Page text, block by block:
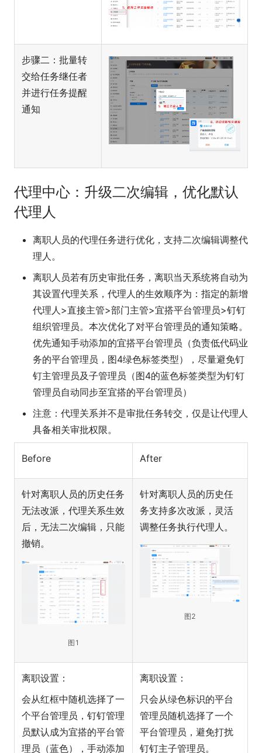
步骤二：批量转
交给任务继任者
并进行任务提醒
通知
代理中心：升级二次编辑，优化默认
代理人
离职人员的代理任务进行优化，支持二次编辑调整代
理人。
离职人员若有历史审批任务，离职当天系统将自动为
其设置代理关系，代理人的生效顺序为：指定的新增
代理人>直接主管>部门主管>宜搭平台管理员>钉钉
组织管理员。本次优化了对平台管理员的通知策略。
优先通知手动添加的宜搭平台管理员（负责低代码业
务的平台管理员，图4绿色标签类型），尽量避免钉
钉主管理员及子管理员（图4的蓝色标签类型为钉钉
管理员自动同步至宜搭的平台管理员）
注意：代理关系并不是审批任务转交，仅是让代理人
具备相关审批权限。
Before After
针对离职人员的历史任务
无法改派，代理关系生效
后，无法二次编辑，只能
撤销。
图1
针对离职人员的历史任
务支持多次改派，灵活
调整任务执行代理人。
图2
离职设置：
会从红框中随机选择了一
个平台管理员，钉钉管理
员默认成为宜搭的平台管
理员（蓝色），手动添加
离职设置：
只会从绿色标识的平台
管理员随机选择了一个
平台管理员，避免打扰
钉钉主子管理员。